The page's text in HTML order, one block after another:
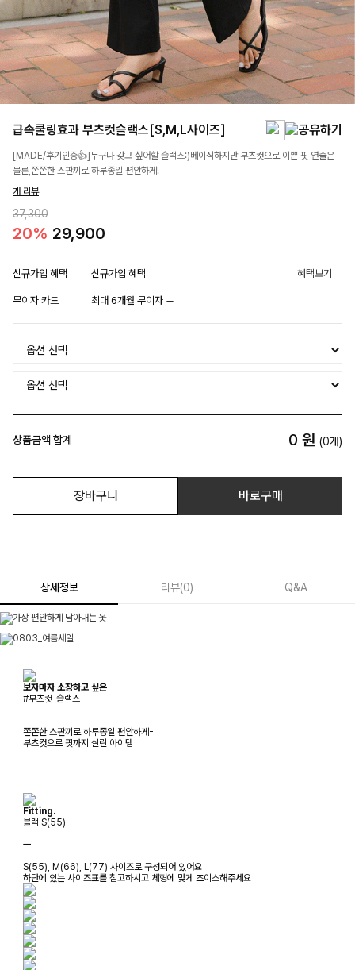
급속쿨링효과 부츠컷슬랙스[S,M,L사이즈]
[MADE/후기인증👍]누구나 갖고 싶어할 슬랙스:)베이직하지만 부츠컷으로 이쁜 핏 연출은
물론,쫀쫀한 스판끼로 하루종일 편안하게!
개 리뷰
37,300
20% 29,900
신규가입 혜택 신규가입 혜택 혜택보기
무이자 카드 최대 6개월 무이자
상품금액 합계 0 원 (0개)
장바구니 바로구매
상세정보 리뷰(0) Q&A
보자마자 소장하고 싶은
#부츠컷_슬랙스
쫀쫀한 스판끼로 하루종일 편안하게-
부츠컷으로 핏까지 살린 아이템
Fitting.
블랙 S(55)
ㅡ
S(55), M(66), L(77) 사이즈로 구성되어 있어요
하단에 있는 사이즈표를 참고하시고 체형에 맞게 초이스해주세요